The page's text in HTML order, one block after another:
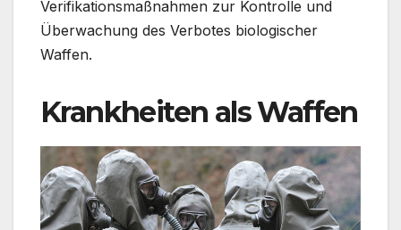
Verifikationsmaßnahmen zur Kontrolle und
Überwachung des Verbotes biologischer
Waffen.
Krankheiten als Waffen